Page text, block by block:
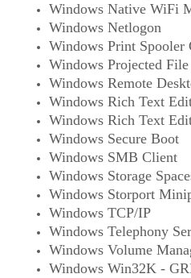
Windows Native WiFi
Windows Netlogon
Windows Print Spooler
Windows Projected File
Windows Remote
Windows Rich Text
Windows Rich Text
Windows Secure Boot
Windows SMB Client
Windows Storage
Windows Storport
Windows TCP/IP
Windows Telephony
Windows Volume
Windows Win32K -